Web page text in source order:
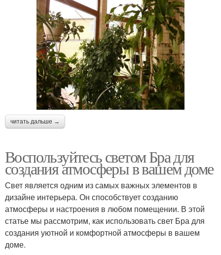
читать дальше →
Воспользуйтесь светом Бра для
создания атмосферы в вашем доме
Свет является одним из самых важных элементов в
дизайне интерьера. Он способствует созданию
атмосферы и настроения в любом помещении. В этой
статье мы рассмотрим, как использовать свет Бра для
создания уютной и комфортной атмосферы в вашем
доме.